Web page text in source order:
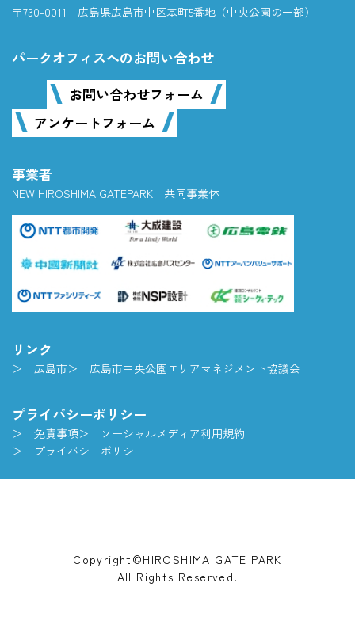
〒730-0011 広島県広島市中区基町5番地（中央公園の一部）
パークオフィスへのお問い合わせ
お問い合わせフォーム
アンケートフォーム
事業者
NEW HIROSHIMA GATEPARK 共同事業体
リンク
広島市 広島市中央公園エリアマネジメント協議会
プライバシーポリシー
免責事項
ソーシャルメディア利用規約
プライバシーポリシー
Copyright©HIROSHIMA GATE PARK
All Rights Reserved.